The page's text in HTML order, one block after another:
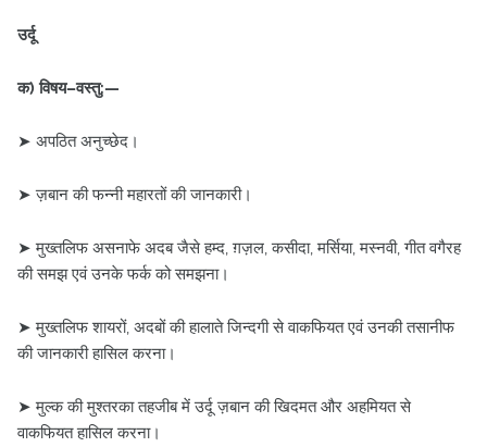
उर्दू
क) विषय–वस्तु:—
➤ अपठित अनुच्छेद।
➤ ज़बान की फन्नी महारतों की जानकारी।
➤ मुख्तलिफ असनाफे अदब जैसे हम्द, ग़ज़ल, कसीदा, मर्सिया, मस्नवी, गीत वगैरह
की समझ एवं उनके फर्क को समझना।
➤ मुख्तलिफ शायरों, अदबों की हालाते जिन्दगी से वाकफियत एवं उनकी तसानीफ
की जानकारी हासिल करना।
➤ मुल्क की मुश्तरका तहजीब में उर्दू ज़बान की खिदमत और अहमियत से
वाकफियत हासिल करना।